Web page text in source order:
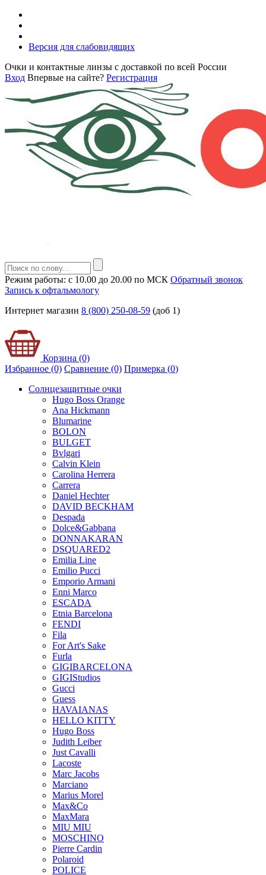
Версия для слабовидящих
Очки и контактные линзы с доставкой по всей России
Вход Впервые на сайте? Регистрация
Режим работы: с 10.00 до 20.00 по МСК Обратный звонок
Запись к офтальмологу
Интернет магазин 8 (800) 250-08-59 (доб 1)
Корзина (0)
Избранное (0) Сравнение (0) Примерка (0)
Солнцезащитные очки
Hugo Boss Orange
Ana Hickmann
Blumarine
BOLON
BULGET
Bvlgari
Calvin Klein
Carolina Herrera
Carrera
Daniel Hechter
DAVID BECKHAM
Despada
Dolce&Gabbana
DONNAKARAN
DSQUARED2
Emilia Line
Emilio Pucci
Emporio Armani
Enni Marco
ESCADA
Etnia Barcelona
FENDI
Fila
For Art's Sake
Furla
GIGIBARCELONA
GIGIStudios
Gucci
Guess
HAVAIANAS
HELLO KITTY
Hugo Boss
Judith Leiber
Just Cavalli
Lacoste
Marc Jacobs
Marciano
Marius Morel
Max&Co
MaxMara
MIU MIU
MOSCHINO
Pierre Cardin
Polaroid
POLICE